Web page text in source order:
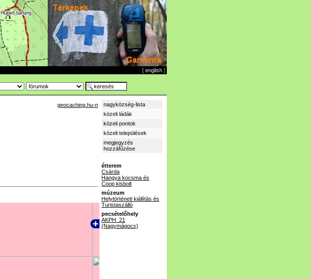
[ english ]
geocaching.hu-n
nagyközség-lista
közeli ládák
közeli pontok
közeli települések
megjegyzés
hozzáfűzése
étterem
Csárda
Hangya kocsma és
Coop kisbolt
múzeum
Helytörténeti kiállítás és
Turistaszálló
pecsételőhely
AKPH_21
(Nagymágocs)